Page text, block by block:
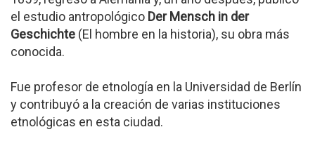
el estudio antropológico Der Mensch in der
Geschichte (El hombre en la historia), su obra más
conocida.
Fue profesor de etnología en la Universidad de Berlín
y contribuyó a la creación de varias instituciones
etnológicas en esta ciudad.